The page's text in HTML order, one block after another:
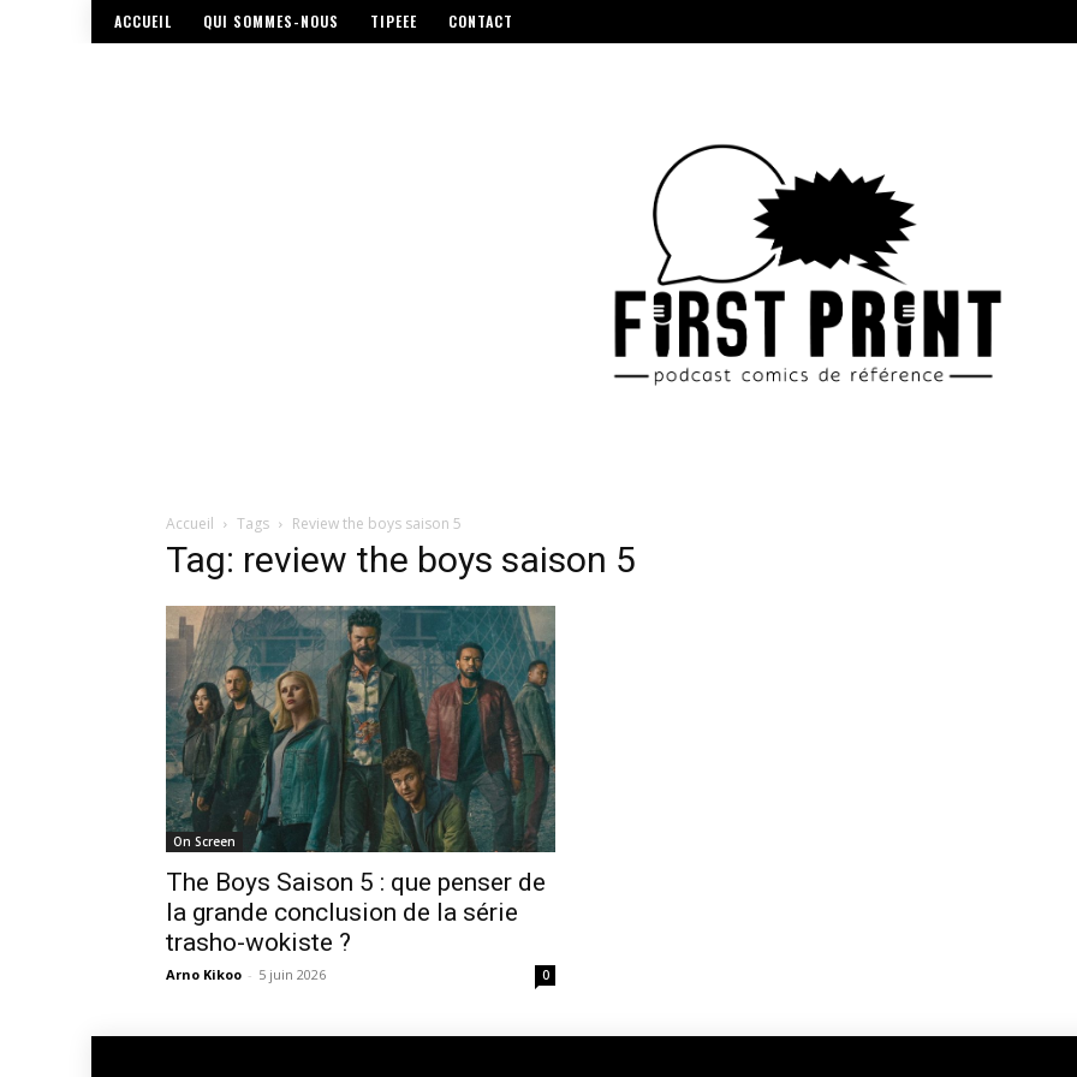
ACCUEIL QUI SOMMES-NOUS TIPEEE CONTACT
Accueil Tags Review the boys saison 5
Tag: review the boys saison 5
On Screen
The Boys Saison 5 : que penser de
la grande conclusion de la série
trasho-wokiste ?
Arno Kikoo - 5 juin 2026 0